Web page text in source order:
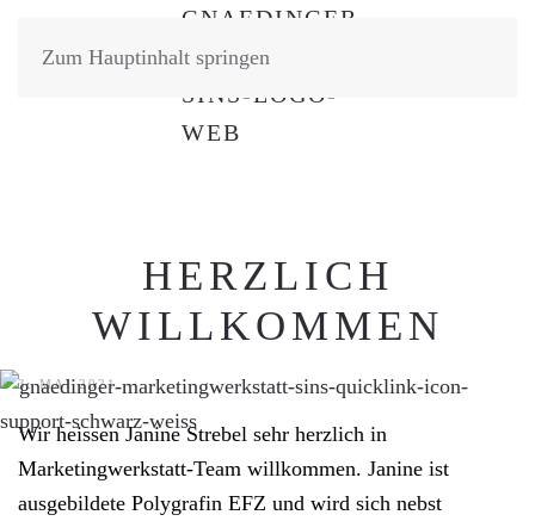
Zum Hauptinhalt springen
HERZLICH
WILLKOMMEN
3. MAI 2021
Wir heissen Janine Strebel sehr herzlich in
Marketingwerkstatt-Team willkommen. Janine ist
ausgebildete Polygrafin EFZ und wird sich nebst